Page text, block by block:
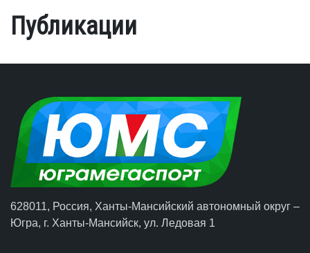
Публикации
628011, Россия, Ханты-Мансийский автономный округ –
Югра, г. Ханты-Мансийск, ул. Ледовая 1